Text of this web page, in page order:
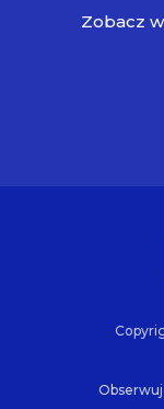
Zobacz
Obserwuj: